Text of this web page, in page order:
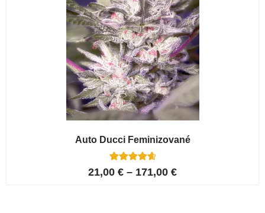
Auto Ducci Feminizované
Hodnoceno
4.75
4
21,00 € – 171,00 €